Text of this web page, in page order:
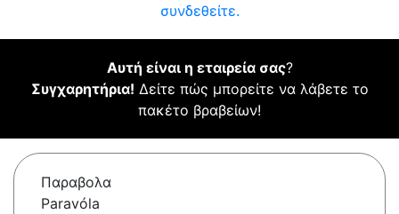
συνδεθείτε.
Αυτή είναι η εταιρεία σας?
Συγχαρητήρια! Δείτε πώς μπορείτε να λάβετε το
πακέτο βραβείων!
Παραβολα
Paravóla